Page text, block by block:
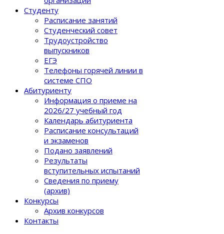
Студенту
Расписание занятий
Студенческий совет
Трудоустройство
выпускников
ЕГЭ
Телефоны горячей линии в
системе СПО
Абитуриенту
Информация о приеме на
2026/27 учебный год
Календарь абитуриента
Расписание консультаций
и экзаменов
Подано заявлений
Результаты
вступительных испытаний
Сведения по приему
(архив)
Конкурсы
Архив конкурсов
Контакты